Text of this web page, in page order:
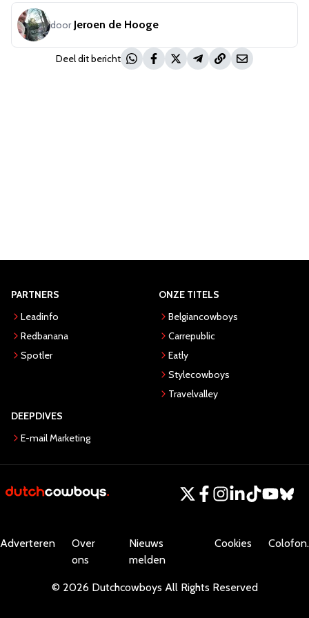
door Jeroen de Hooge
Deel dit bericht
PARTNERS
Leadinfo
Redbanana
Spotler
ONZE TITELS
Belgiancowboys
Carrepublic
Eatly
Stylecowboys
Travelvalley
DEEPDIVES
E-mail Marketing
Adverteren
Over
ons
Nieuws
melden
Cookies Colofon.
© 2026 Dutchcowboys All Rights Reserved